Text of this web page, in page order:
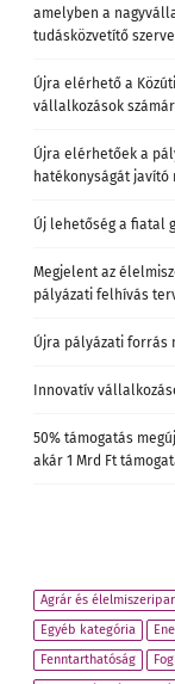
amelyben a
tudásközvetítő
Újra elérhető a
vállalkozások
Újra elérhetőek a
hatékonyságát javító
Új lehetőség a fiatal
Megjelent az
pályázati felhívás
Újra pályázati forrás
Innovatív
50% támogatás
akár 1 Mrd Ft
Agrár és élelmiszeripar
Egyéb kategória
Fenntarthatóság